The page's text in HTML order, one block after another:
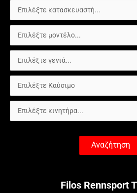
Αναζήτηση
Filos Rennsport